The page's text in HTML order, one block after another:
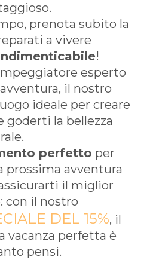
prenota subito la
a vivere
!
esperto
il nostro
ideale per creare
goderti la bellezza
perfetto per
prossima avventura
il miglior
con il nostro
DEL 15%, il
vacanza perfetta è
pensi.